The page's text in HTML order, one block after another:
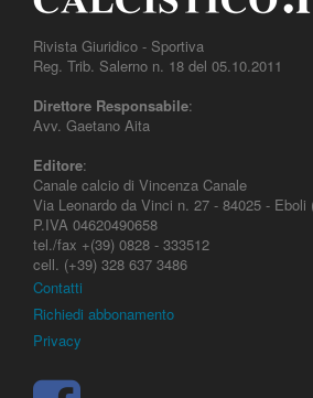
Rivista Giuridico - Sportiva
Reg. Trib. Salerno n. 18 del 05.10.2011
Direttore Responsabile:
Avv. Gaetano Aita
Editore:
Canale calcio di Vincenza Canale
Via Leonardo da Vinci n. 27 - 84025 - Eboli
P.IVA 04620490658
tel./fax +(39) 0828 - 333512
cell. (+39) 328 637 3486
Contatti
Richiedi abbonamento
Privacy